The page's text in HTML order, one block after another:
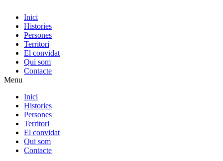
Inici
Histories
Persones
Territori
El convidat
Qui som
Contacte
Menu
Inici
Histories
Persones
Territori
El convidat
Qui som
Contacte